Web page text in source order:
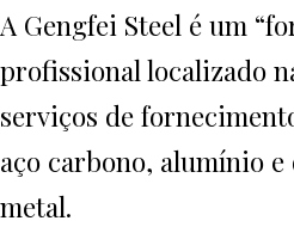
A Gengfei Steel é um
profissional localizado
serviços de
aço carbono, alumínio
metal.